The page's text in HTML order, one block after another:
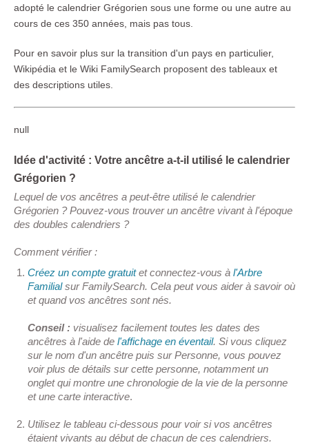
adopté le calendrier Grégorien sous une forme ou une autre au
cours de ces 350 années, mais pas tous.
Pour en savoir plus sur la transition d'un pays en particulier,
Wikipédia et le Wiki FamilySearch proposent des tableaux et
des descriptions utiles.
null
Idée d'activité : Votre ancêtre a-t-il utilisé le calendrier
Grégorien ?
Lequel de vos ancêtres a peut-être utilisé le calendrier
Grégorien ? Pouvez-vous trouver un ancêtre vivant à l'époque
des doubles calendriers ?
Comment vérifier :
Créez un compte gratuitet connectez-vous à l'Arbre
Familialsur FamilySearch. Cela peut vous aider à savoir où
et quand vos ancêtres sont nés.
Conseil : visualisez facilement toutes les dates des
ancêtres à l'aide de l'affichage en éventail. Si vous cliquez
sur le nom d'un ancêtre puis sur Personne, vous pouvez
voir plus de détails sur cette personne, notamment un
onglet qui montre une chronologie de la vie de la personne
et une carte interactive.
Utilisez le tableau ci-dessous pour voir si vos ancêtres
étaient vivants au début de chacun de ces calendriers.